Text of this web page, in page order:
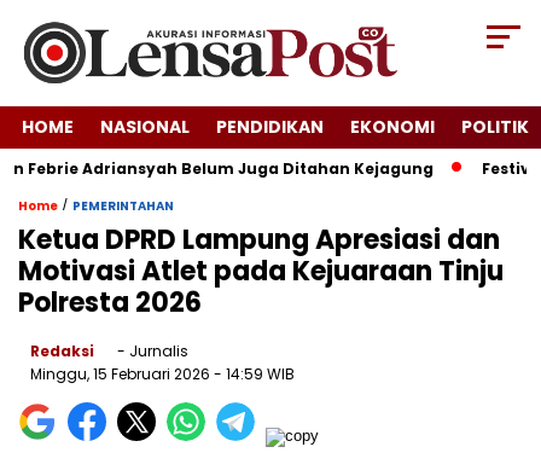
HOME NASIONAL PENDIDIKAN EKONOMI POLITIK
Adriansyah Belum Juga Ditahan Kejagung Festival
Home / PEMERINTAHAN
Ketua DPRD Lampung Apresiasi dan
Motivasi Atlet pada Kejuaraan Tinju
Polresta 2026
Redaksi
- Jurnalis
Minggu, 15 Februari 2026 - 14:59 WIB